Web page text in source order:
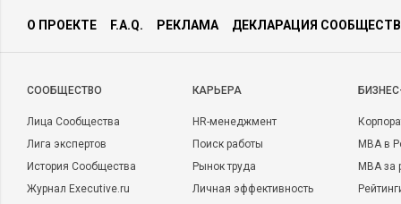
О ПРОЕКТЕ F.A.Q. РЕКЛАМА ДЕКЛАРАЦИЯ
CООБЩЕСТВО
Лица Сообщества
Лига экспертов
История Сообщества
Журнал Executive.ru
КАРЬЕРА
HR-менеджмент
Поиск работы
Рынок труда
Личная эффективность
MBA в
MBA